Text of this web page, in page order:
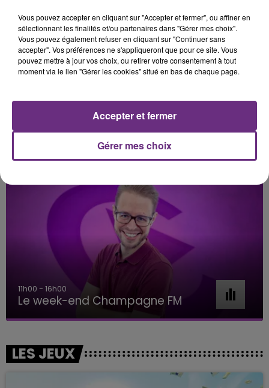
Where Is My Husband!
A L'ANTENNE
11h00 - 16h00
Le week-end Champagne FM
LES JEUX
Vous pouvez accepter en cliquant sur "Accepter et fermer", ou affiner en
sélectionnant les finalités et/ou partenaires dans "Gérer mes choix".
Vous pouvez également refuser en cliquant sur "Continuer sans
accepter". Vos préférences ne s'appliqueront que pour ce site. Vous
pouvez mettre à jour vos choix, ou retirer votre consentement à tout
moment via le lien "Gérer les cookies" situé en bas de chaque page.
Gérer mes choix
Accepter et fermer